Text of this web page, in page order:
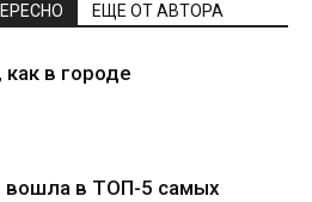
ЕЩЕ ОТ АВТОРА
как в городе
вошла в ТОП-5 самых